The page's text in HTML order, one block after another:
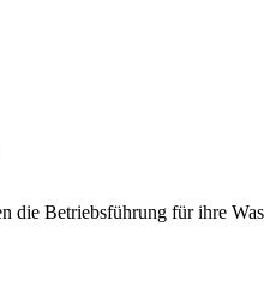
Betriebsführung für ihre